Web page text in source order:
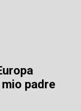
padre